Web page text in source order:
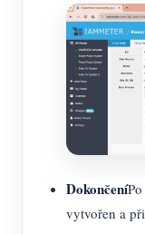
Dokončení
vytvořen a